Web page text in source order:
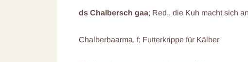
ds Chalbersch gaa; Red., die Kuh macht sich
Chalberbaarma, f; Futterkrippe für Kälber